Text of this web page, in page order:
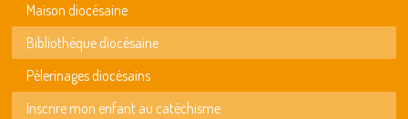
Maison diocésaine
Bibliothèque diocésaine
Pèlerinages diocésains
Inscrire mon enfant au catéchisme